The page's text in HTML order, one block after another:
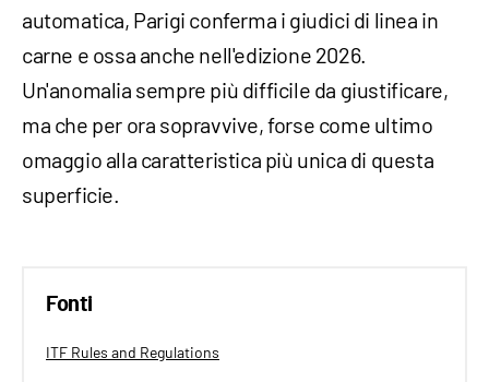
automatica, Parigi conferma i giudici di linea in
carne e ossa anche nell'edizione 2026.
Un'anomalia sempre più difficile da giustificare,
ma che per ora sopravvive, forse come ultimo
omaggio alla caratteristica più unica di questa
superficie.
Fonti
ITF Rules and Regulations